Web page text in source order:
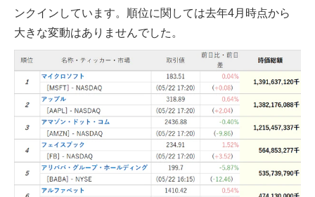
ンクインしています。順位に関しては去年4月時点から
大きな変動はありませんでした。